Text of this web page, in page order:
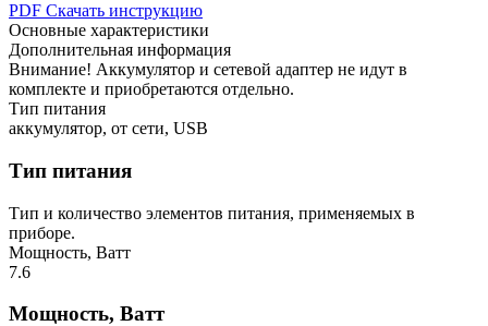
PDF Скачать инструкцию
Основные характеристики
Дополнительная информация
Внимание! Аккумулятор и сетевой адаптер не идут в
комплекте и приобретаются отдельно.
Тип питания
аккумулятор, от сети, USB
Тип питания
Тип и количество элементов питания, применяемых в
приборе.
Мощность, Ватт
7.6
Мощность, Ватт